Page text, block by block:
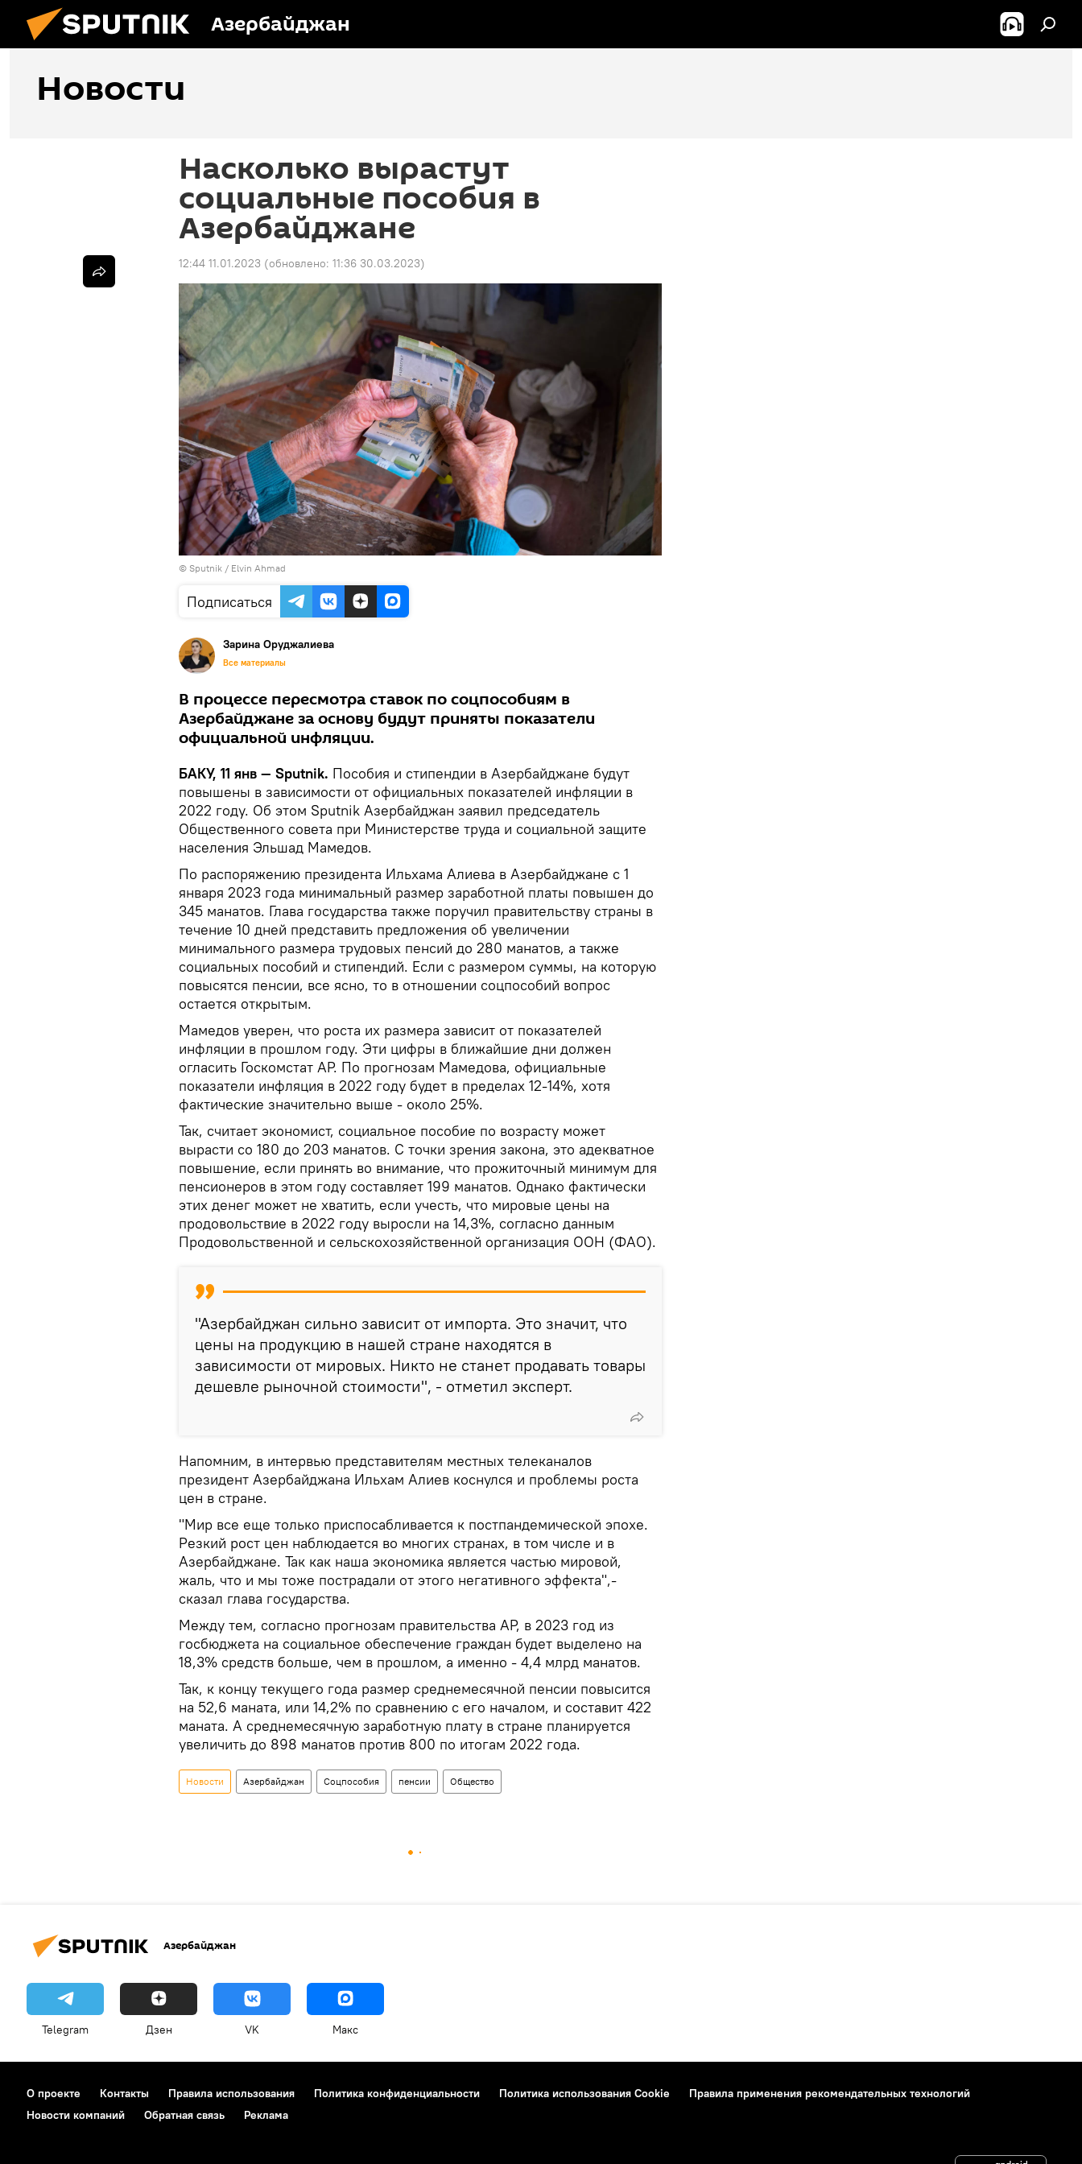
Азербайджан
Новости
Насколько вырастут
социальные пособия в
Азербайджане
12:44 11.01.2023 (обновлено: 11:36 30.03.2023)
© Sputnik / Elvin Ahmad
Подписаться
Зарина Оруджалиева
Все материалы
В процессе пересмотра ставок по соцпособиям в
Азербайджане за основу будут приняты показатели
официальной инфляции.
БАКУ, 11 янв — Sputnik. Пособия и стипендии в Азербайджане будут
повышены в зависимости от официальных показателей инфляции в
2022 году. Об этом Sputnik Азербайджан заявил председатель
Общественного совета при Министерстве труда и социальной защите
населения Эльшад Мамедов.
По распоряжению президента Ильхама Алиева в Азербайджане с 1
января 2023 года минимальный размер заработной платы повышен до
345 манатов. Глава государства также поручил правительству страны в
течение 10 дней представить предложения об увеличении
минимального размера трудовых пенсий до 280 манатов, а также
социальных пособий и стипендий. Если с размером суммы, на которую
повысятся пенсии, все ясно, то в отношении соцпособий вопрос
остается открытым.
Мамедов уверен, что роста их размера зависит от показателей
инфляции в прошлом году. Эти цифры в ближайшие дни должен
огласить Госкомстат АР. По прогнозам Мамедова, официальные
показатели инфляция в 2022 году будет в пределах 12-14%, хотя
фактические значительно выше - около 25%.
Так, считает экономист, социальное пособие по возрасту может
вырасти со 180 до 203 манатов. С точки зрения закона, это адекватное
повышение, если принять во внимание, что прожиточный минимум для
пенсионеров в этом году составляет 199 манатов. Однако фактически
этих денег может не хватить, если учесть, что мировые цены на
продовольствие в 2022 году выросли на 14,3%, согласно данным
Продовольственной и сельскохозяйственной организация ООН (ФАО).
"Азербайджан сильно зависит от импорта. Это значит, что
цены на продукцию в нашей стране находятся в
зависимости от мировых. Никто не станет продавать товары
дешевле рыночной стоимости", - отметил эксперт.
Напомним, в интервью представителям местных телеканалов
президент Азербайджана Ильхам Алиев коснулся и проблемы роста
цен в стране.
"Мир все еще только приспосабливается к постпандемической эпохе.
Резкий рост цен наблюдается во многих странах, в том числе и в
Азербайджане. Так как наша экономика является частью мировой,
жаль, что и мы тоже пострадали от этого негативного эффекта",-
сказал глава государства.
Между тем, согласно прогнозам правительства АР, в 2023 год из
госбюджета на социальное обеспечение граждан будет выделено на
18,3% средств больше, чем в прошлом, а именно - 4,4 млрд манатов.
Так, к концу текущего года размер среднемесячной пенсии повысится
на 52,6 маната, или 14,2% по сравнению с его началом, и составит 422
маната. А среднемесячную заработную плату в стране планируется
увеличить до 898 манатов против 800 по итогам 2022 года.
Новости Азербайджан Соцпособия пенсии Общество
Азербайджан
Telegram Дзен VK Макс
О проекте Контакты Правила использования Политика конфиденциальности Политика использования Cookie
Правила применения рекомендательных технологий
Новости компаний
Обратная связь Реклама